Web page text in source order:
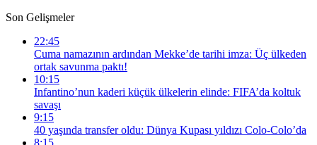
Son Gelişmeler
22:45
Cuma namazının ardından Mekke’de tarihi imza: Üç ülkeden
ortak savunma paktı!
10:15
Infantino’nun kaderi küçük ülkelerin elinde: FIFA’da koltuk
savaşı
9:15
40 yaşında transfer oldu: Dünya Kupası yıldızı Colo-Colo’da
8:15